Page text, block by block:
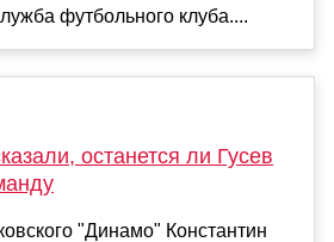
футбольного клуба....
останется ли Гусев
"Динамо" Константин